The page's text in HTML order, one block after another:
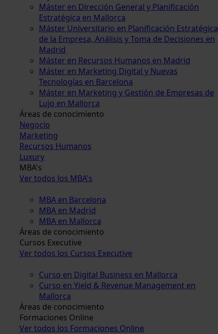
Máster en Dirección General y Planificación
Estratégica en Mallorca
Máster Universitario en Planificación Estratégica
de la Empresa, Análisis y Toma de Decisiones en
Madrid
Máster en Recursos Humanos en Madrid
Máster en Marketing Digital y Nuevas
Tecnologías en Barcelona
Máster en Marketing y Gestión de Empresas de
Lujo en Mallorca
Áreas de conocimiento
Negocio
Marketing
Recursos Humanos
Luxury
MBA's
Ver todos los MBA's
MBA en Barcelona
MBA en Madrid
MBA en Mallorca
Áreas de conocimiento
Cursos Executive
Ver todos los Cursos Executive
Curso en Digital Business en Mallorca
Curso en Yield & Revenue Management en
Mallorca
Áreas de conocimiento
Formaciones Online
Ver todos los Formaciones Online